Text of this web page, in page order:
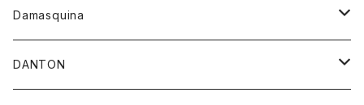
パーカー
Tシャツ
ワンピース
ブラウス
キャップ
Damasquina
ウォレット
DANTON